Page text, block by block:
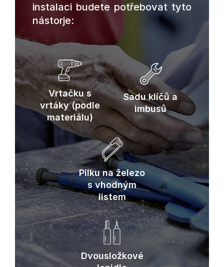
instalaci budete potřebovat tyto
nástorje:
Vrtačku s
vrtáky (podle
materiálu)
Sadu klíčů a
imbusů
Pilku na železo
s vhodným
listem
Dvousložkové